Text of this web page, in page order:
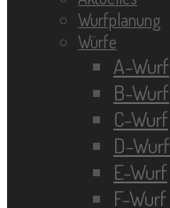
Wurfplanung
Würfe
A-Wurf
B-Wurf
C-Wurf
D-Wurf
E-Wurf
F-Wurf